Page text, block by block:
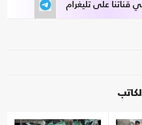
قناتنا على تليغرام